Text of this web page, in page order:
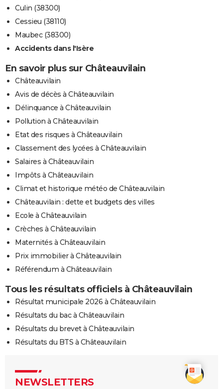
Culin (38300)
Cessieu (38110)
Maubec (38300)
Accidents dans l'Isère
En savoir plus sur Châteauvilain
Châteauvilain
Avis de décès à Châteauvilain
Délinquance à Châteauvilain
Pollution à Châteauvilain
Etat des risques à Châteauvilain
Classement des lycées à Châteauvilain
Salaires à Châteauvilain
Impôts à Châteauvilain
Climat et historique météo de Châteauvilain
Châteauvilain : dette et budgets des villes
Ecole à Châteauvilain
Crèches à Châteauvilain
Maternités à Châteauvilain
Prix immobilier à Châteauvilain
Référendum à Châteauvilain
Tous les résultats officiels à Châteauvilain
Résultat municipale 2026 à Châteauvilain
Résultats du bac à Châteauvilain
Résultats du brevet à Châteauvilain
Résultats du BTS à Châteauvilain
NEWSLETTERS